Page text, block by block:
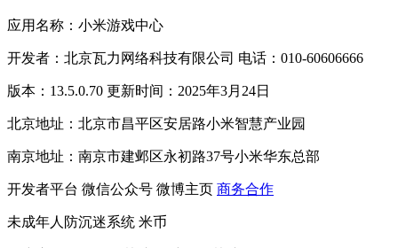
应用名称：小米游戏中心
开发者：北京瓦力网络科技有限公司 电话：010-60606666
版本：13.5.0.70 更新时间：2025年3月24日
北京地址：北京市昌平区安居路小米智慧产业园
南京地址：南京市建邺区永初路37号小米华东总部
开发者平台 微信公众号 微博主页 商务合作
未成年人防沉迷系统 米币